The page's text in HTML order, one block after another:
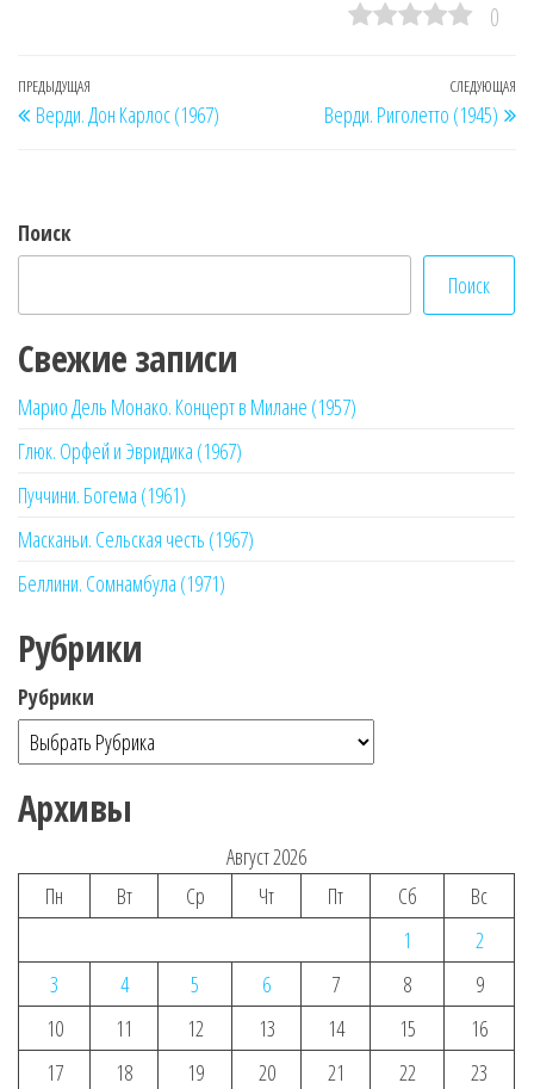
0
Навигация
по
Предыдущая
запись
ПРЕДЫДУЩАЯ
Верди. Дон Карлос (1967)
СЛЕДУЮЩАЯ
Верди. Риголетто (1945)
Поиск
Поиск
Свежие записи
Марио Дель Монако. Концерт в Милане (1957)
Глюк. Орфей и Эвридика (1967)
Пуччини. Богема (1961)
Масканьи. Сельская честь (1967)
Беллини. Сомнамбула (1971)
Рубрики
Рубрики
Архивы
Август 2026
Пн
Вт Ср Чт Пт Сб
Вс
1
2
3
4 5 6 7 8
9
10
11 12 13 14 15
16
17
18 19 20 21 22
23